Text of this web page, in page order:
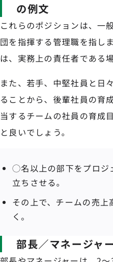
の例文
これらのポジションは、一
団を指揮する管理職を指し
は、実務上の責任者である
また、若手、中堅社員と日
ることから、後輩社員の育
当するチームの社員の育成
と良いでしょう。
◯名以上の部下をプロジ
立ちさせる。
その上で、チームの売
く。
部長／マネージャ